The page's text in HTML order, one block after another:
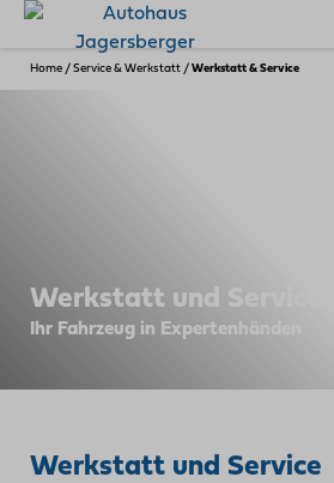
Home /Service & Werkstatt /Werkstatt & Service
Werkstatt und Service
Ihr Fahrzeug in Expertenhänden
Werkstatt und Service